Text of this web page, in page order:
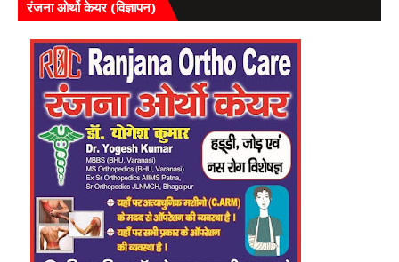
रंजना ओर्थो केयर (विज्ञापन)